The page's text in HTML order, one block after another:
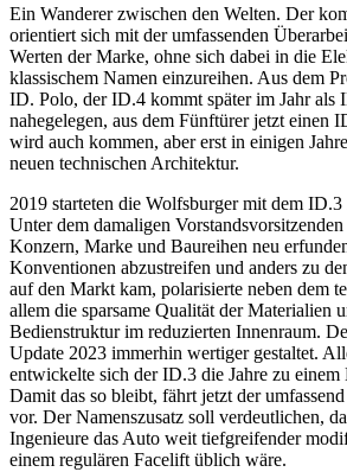
Ein Wanderer zwischen den Welten. Der
orientiert sich mit der umfassenden
Werten der Marke, ohne sich dabei in die
klassischem Namen einzureihen. Aus dem
ID. Polo, der ID.4 kommt später im Jahr als
nahegelegen, aus dem Fünftürer jetzt einen
wird auch kommen, aber erst in einigen
neuen technischen Architektur.
2019 starteten die Wolfsburger mit dem
Unter dem damaligen
Konzern, Marke und Baureihen neu
Konventionen abzustreifen und anders zu
auf den Markt kam, polarisierte neben dem
allem die sparsame Qualität der Materialien
Bedienstruktur im reduzierten Innenraum.
Update 2023 immerhin wertiger gestaltet.
entwickelte sich der ID.3 die Jahre zu einem
Damit das so bleibt, fährt jetzt der
vor. Der Namenszusatz soll verdeutlichen,
Ingenieure das Auto weit tiefgreifender
einem regulären Facelift üblich wäre.